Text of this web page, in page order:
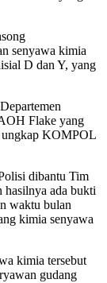
senyawa kimia
D dan Y, yang
Flake yang
ungkap KOMPOL
dibantu Tim
hasilnya ada bukti
waktu bulan
kimia senyawa
kimia tersebut
gudang